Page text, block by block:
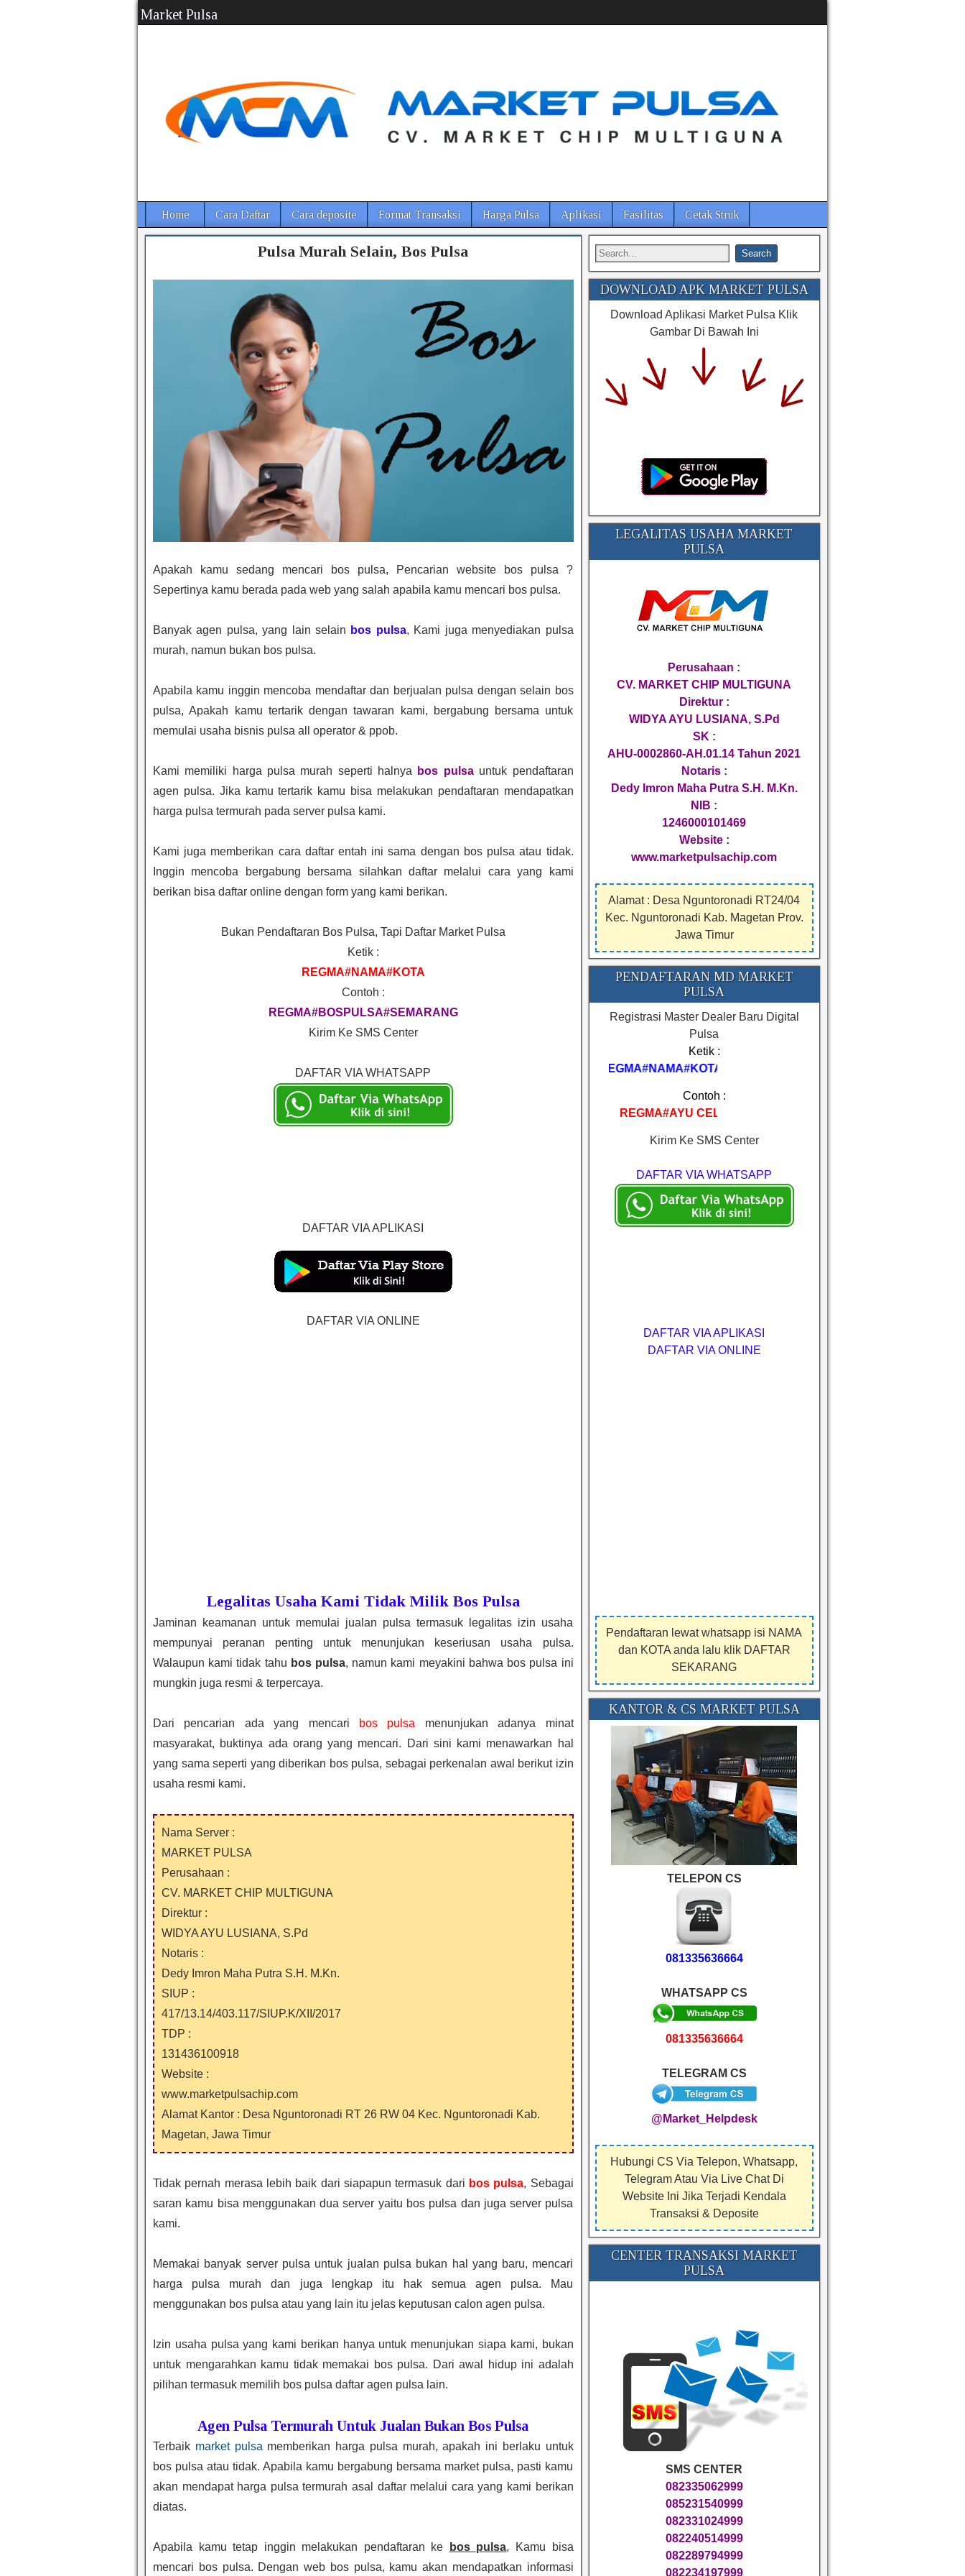
Market Pulsa
Home Cara Daftar Cara deposite Format Transaksi Harga Pulsa Aplikasi Fasilitas Cetak Struk
Pulsa Murah Selain, Bos Pulsa
Apakah kamu sedang mencari bos pulsa, Pencarian website bos pulsa ?
Sepertinya kamu berada pada web yang salah apabila kamu mencari bos pulsa.
Banyak agen pulsa, yang lain selain bos pulsa, Kami juga menyediakan pulsa
murah, namun bukan bos pulsa.
Apabila kamu inggin mencoba mendaftar dan berjualan pulsa dengan selain bos
pulsa, Apakah kamu tertarik dengan tawaran kami, bergabung bersama untuk
memulai usaha bisnis pulsa all operator & ppob.
Kami memiliki harga pulsa murah seperti halnya bos pulsauntuk pendaftaran
agen pulsa. Jika kamu tertarik kamu bisa melakukan pendaftaran mendapatkan
harga pulsa termurah pada server pulsa kami.
Kami juga memberikan cara daftar entah ini sama dengan bos pulsa atau tidak.
Inggin mencoba bergabung bersama silahkan daftar melalui cara yang kami
berikan bisa daftar online dengan form yang kami berikan.
Bukan Pendaftaran Bos Pulsa, Tapi Daftar Market Pulsa
Ketik :
REGMA#NAMA#KOTA
Contoh :
REGMA#BOSPULSA#SEMARANG
Kirim Ke SMS Center
DAFTAR VIA WHATSAPP
DAFTAR VIA APLIKASI
DAFTAR VIA ONLINE
Legalitas Usaha Kami Tidak Milik Bos Pulsa
Jaminan keamanan untuk memulai jualan pulsa termasuk legalitas izin usaha
mempunyai peranan penting untuk menunjukan keseriusan usaha pulsa.
Walaupun kami tidak tahu bos pulsa, namun kami meyakini bahwa bos pulsa ini
mungkin juga resmi & terpercaya.
Dari pencarian ada yang mencari bos pulsa menunjukan adanya minat
masyarakat, buktinya ada orang yang mencari. Dari sini kami menawarkan hal
yang sama seperti yang diberikan bos pulsa, sebagai perkenalan awal berikut izin
usaha resmi kami.
Nama Server :
MARKET PULSA
Perusahaan :
CV. MARKET CHIP MULTIGUNA
Direktur :
WIDYA AYU LUSIANA, S.Pd
Notaris :
Dedy Imron Maha Putra S.H. M.Kn.
SIUP :
417/13.14/403.117/SIUP.K/XII/2017
TDP :
131436100918
Website :
www.marketpulsachip.com
Alamat Kantor : Desa Nguntoronadi RT 26 RW 04 Kec. Nguntoronadi Kab.
Magetan, Jawa Timur
Tidak pernah merasa lebih baik dari siapapun termasuk dari bos pulsa, Sebagai
saran kamu bisa menggunakan dua server yaitu bos pulsa dan juga server pulsa
kami.
Memakai banyak server pulsa untuk jualan pulsa bukan hal yang baru, mencari
harga pulsa murah dan juga lengkap itu hak semua agen pulsa. Mau
menggunakan bos pulsa atau yang lain itu jelas keputusan calon agen pulsa.
Izin usaha pulsa yang kami berikan hanya untuk menunjukan siapa kami, bukan
untuk mengarahkan kamu tidak memakai bos pulsa. Dari awal hidup ini adalah
pilihan termasuk memilih bos pulsa daftar agen pulsa lain.
Agen Pulsa Termurah Untuk Jualan Bukan Bos Pulsa
Terbaik market pulsa memberikan harga pulsa murah, apakah ini berlaku untuk
bos pulsa atau tidak. Apabila kamu bergabung bersama market pulsa, pasti kamu
akan mendapat harga pulsa termurah asal daftar melalui cara yang kami berikan
diatas.
Apabila kamu tetap inggin melakukan pendaftaran ke bos pulsa, Kamu bisa
mencari bos pulsa. Dengan web bos pulsa, kamu akan mendapatkan informasi
DOWNLOAD APK MARKET PULSA
Download Aplikasi Market Pulsa Klik
Gambar Di Bawah Ini
LEGALITAS USAHA MARKET
PULSA
Perusahaan :
CV. MARKET CHIP MULTIGUNA
Direktur :
WIDYA AYU LUSIANA, S.Pd
SK :
AHU-0002860-AH.01.14 Tahun 2021
Notaris :
Dedy Imron Maha Putra S.H. M.Kn.
NIB :
1246000101469
Website :
www.marketpulsachip.com
Alamat : Desa Nguntoronadi RT24/04
Kec. Nguntoronadi Kab. Magetan Prov.
Jawa Timur
PENDAFTARAN MD MARKET
PULSA
Registrasi Master Dealer Baru Digital
Pulsa
Ketik :
REGMA#NAMA#KOTA
Contoh :
REGMA#AYU CELL#BIMA
Kirim Ke SMS Center
DAFTAR VIA WHATSAPP
DAFTAR VIA APLIKASI
DAFTAR VIA ONLINE
Pendaftaran lewat whatsapp isi NAMA
dan KOTA anda lalu klik DAFTAR
SEKARANG
KANTOR & CS MARKET PULSA
TELEPON CS
081335636664
WHATSAPP CS
081335636664
TELEGRAM CS
@Market_Helpdesk
Hubungi CS Via Telepon, Whatsapp,
Telegram Atau Via Live Chat Di
Website Ini Jika Terjadi Kendala
Transaksi & Deposite
CENTER TRANSAKSI MARKET
PULSA
SMS CENTER
082335062999
085231540999
082331024999
082240514999
082289794999
082234197999